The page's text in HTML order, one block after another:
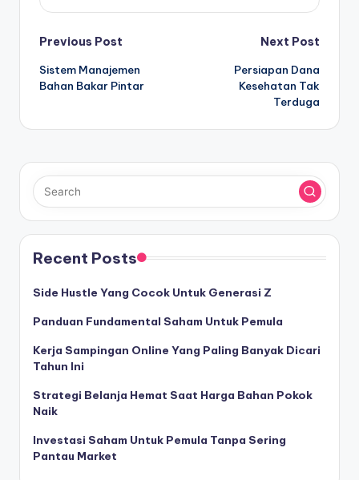
Post
navigation
Previous Post
Sistem Manajemen
Bahan Bakar Pintar
Next Post
Persiapan Dana
Kesehatan Tak
Terduga
Recent Posts
Side Hustle Yang Cocok Untuk Generasi Z
Panduan Fundamental Saham Untuk Pemula
Kerja Sampingan Online Yang Paling Banyak Dicari
Tahun Ini
Strategi Belanja Hemat Saat Harga Bahan Pokok
Naik
Investasi Saham Untuk Pemula Tanpa Sering
Pantau Market